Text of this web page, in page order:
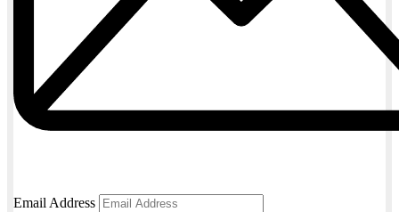
Email Address